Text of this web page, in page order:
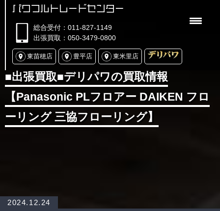
パワフルトレードセンター
総合受付：011-827-1149
出張買取：050-3479-0800
東苗穂店 豊平店 東米里店
■出張買取■デリパワの買取情報
【Panasonic PLフロアー DAIKEN フロ
ーリング 三協フローリング】
2024.12.24